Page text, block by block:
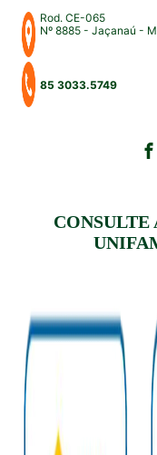
Rod. CE-065
Nº 8885 - Jaçanaú -
85 3033.5749